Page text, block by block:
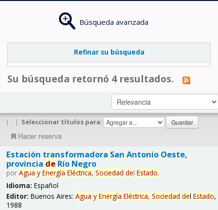
Búsqueda avanzada
Refinar su búsqueda
Su búsqueda retornó 4 resultados.
| | Seleccionar títulos para:
Hacer reserva
Estación transformadora San Antonio Oeste,
provincia deRío Negro
por Agua y Energía Eléctrica, Sociedad del Estado.
Idioma: Español
Editor: Buenos Aires: Agua y Energía Eléctrica, Sociedad del Estado,
1988